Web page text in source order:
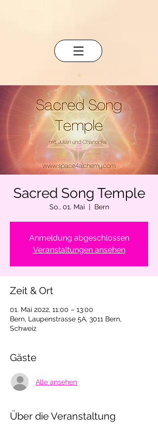
Sacred Song Temple
So., 01. Mai
  |
Bern
Anmeldung abgeschlossen
Veranstaltungen ansehen
Zeit & Ort
01. Mai 2022, 11:00 – 13:00
Bern, Laupenstrasse 5A, 3011 Bern,
Schweiz
Gäste
Alle ansehen
Über die Veranstaltung